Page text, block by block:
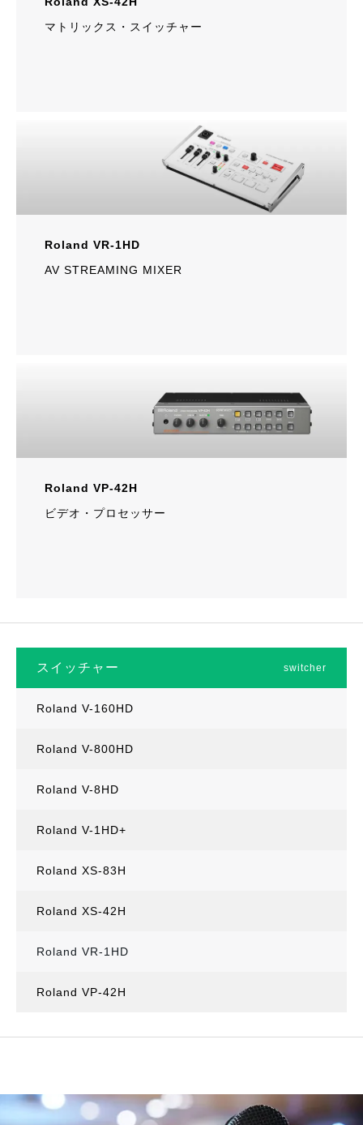
マトリックス・スイッチャー
Roland VR-1HD
AV STREAMING MIXER
Roland VP-42H
ビデオ・プロセッサー
スイッチャー switcher
Roland V-160HD
Roland V-800HD
Roland V-8HD
Roland V-1HD+
Roland XS-83H
Roland XS-42H
Roland VR-1HD
Roland VP-42H